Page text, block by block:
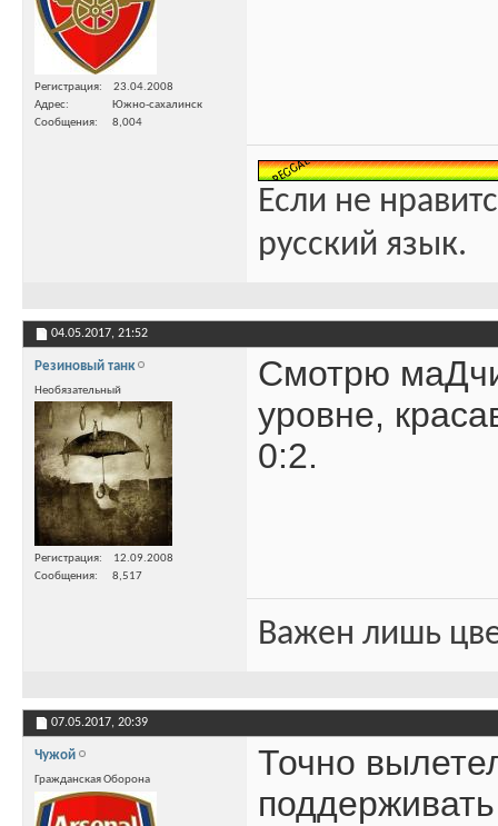
Регистрация
23.04.2008
Адрес
Южно-сахалинск
Сообщения
8,004
Если не
русский язык.
04.05.2017, 21:52
Резиновый танк
Необязательный
Регистрация
12.09.2008
Сообщения
8,517
Смотрю
уровне,
0:2.
Важен лишь
07.05.2017, 20:39
Чужой
Гражданская Оборона
Точно